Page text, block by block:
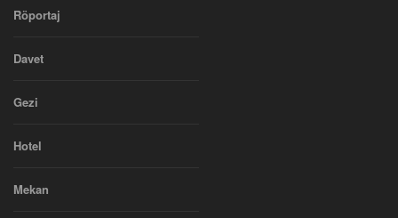
Röportaj
Davet
Gezi
Hotel
Mekan